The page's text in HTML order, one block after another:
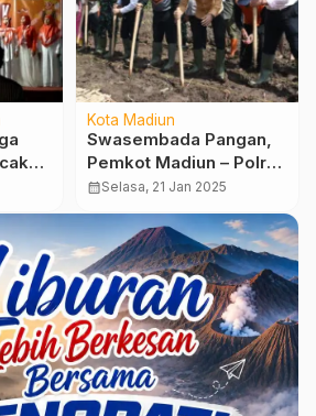
Kota Madiun
Swasembada Pangan,
Pemkot Madiun – Polres
Madiun Kota Komitmen
Perluas Tanaman
Jagung
calendar_monthSelasa, 21 Jan 2025